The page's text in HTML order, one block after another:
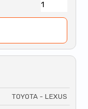
TOYOTA - LEXUS